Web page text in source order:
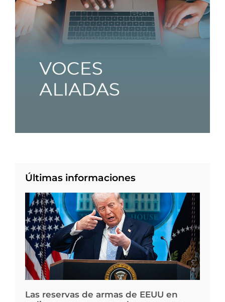
Últimas informaciones
Las reservas de armas de EEUU en